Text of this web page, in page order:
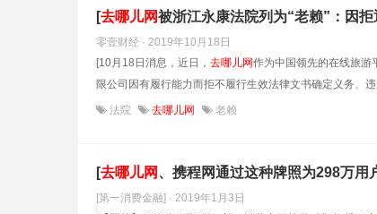
[去哪儿网被浙江永康法院列为“老赖”：因
零壹财经 · 2019年10月18日
[10月18日消息，近日， 去哪儿网作为中国领先的在线旅游
限公司因有履行能力而拒不履行生效法律文书确定义务、违
法院 去哪儿网 老赖
[去哪儿网、携程网通过这种牌照为298万用
[第一消费金融] · 2019年1月3日